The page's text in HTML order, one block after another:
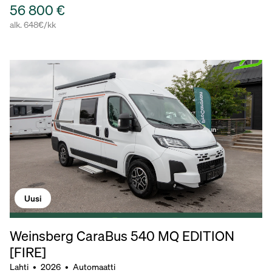
56 800 €
alk. 648€/kk
Uusi
Weinsberg CaraBus 540 MQ EDITION
[FIRE]
Lahti • 2026 • Automaatti